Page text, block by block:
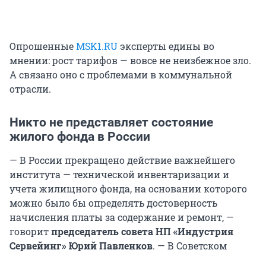
ОпрошенныеMSK1.RUэксперты едины во
мнении: рост тарифов — вовсе не неизбежное зло.
А связано оно с проблемами в коммунальной
отрасли.
Никто не представляет состояние
жилого фонда в России
— В России прекращено действие важнейшего
института — технической инвентаризации и
учета жилищного фонда, на основании которого
можно было бы определять достоверность
начисления платы за содержание и ремонт, —
говоритпредседатель совета НП «Индустрия
Сервейинг»Юрий Павленков. — В Советском